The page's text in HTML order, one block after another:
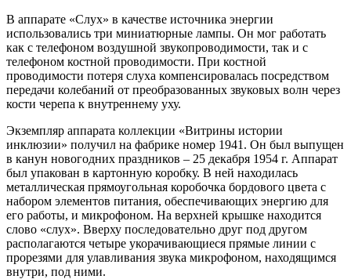
В аппарате «Слух» в качестве источника энергии
использовались три миниатюрные лампы. Он мог работать
как с телефоном воздушной звукопроводимости, так и с
телефоном костной проводимости. При костной
проводимости потеря слуха компенсировалась посредством
передачи колебаний от преобразованных звуковых волн через
кости черепа к внутреннему уху.
Экземпляр аппарата коллекции «Витрины истории
инклюзии» получил на фабрике номер 1941. Он был выпущен
в канун новогодних праздников – 25 декабря 1954 г. Аппарат
был упакован в картонную коробку. В ней находилась
металлическая прямоугольная коробочка бордового цвета с
набором элементов питания, обеспечивающих энергию для
его работы, и микрофоном. На верхней крышке находится
слово «слух». Вверху последовательно друг под другом
располагаются четыре укорачивающиеся прямые линии с
прорезями для улавливания звука микрофоном, находящимся
внутри, под ними.